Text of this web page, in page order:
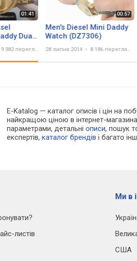
Dual
382 перегляда
Men's Diesel Mini Daddy
Watch (DZ7306)
28 липня 2014 8 186 переглядів
E-Katalog — каталог описів і цін на
найкращою ціною в інтернет-
параметрами, детальніописи, пошук
експертів,каталог брендів і багато
листів
Ми в
США